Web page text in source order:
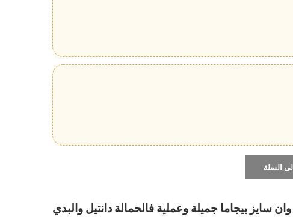
السلة
بيجامات صيفي 2023 وان سايز بيجاما جميلة وعملية فالحمالة دانتيل والبدي